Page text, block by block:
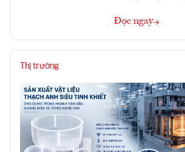
Đọc ngay
Thị trường